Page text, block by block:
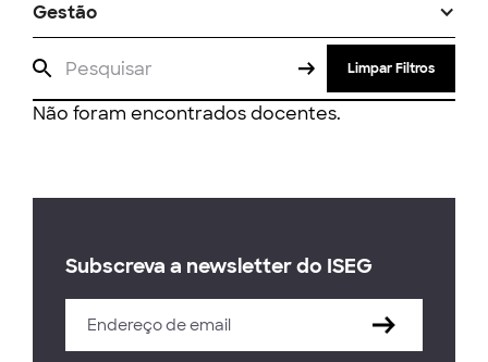
Gestão
Limpar Filtros
Não foram encontrados docentes.
Subscreva a newsletter do ISEG